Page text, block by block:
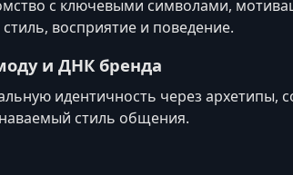
с ключевыми символами,
восприятие и поведение.
и ДНК бренда
идентичность через архетипы,
стиль общения.